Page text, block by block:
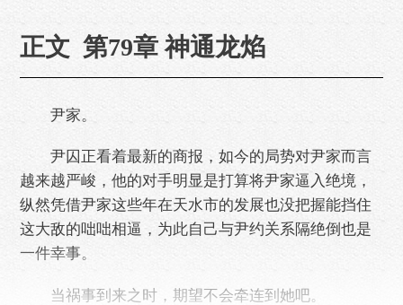
正文 第79章 神通龙焰
尹家。
尹囚正看着最新的商报，如今的局势对尹家而言
越来越严峻，他的对手明显是打算将尹家逼入绝境，
纵然凭借尹家这些年在天水市的发展也没把握能挡住
这大敌的咄咄相逼，为此自己与尹约关系隔绝倒也是
一件幸事。
当祸事到来之时，期望不会牵连到她吧。